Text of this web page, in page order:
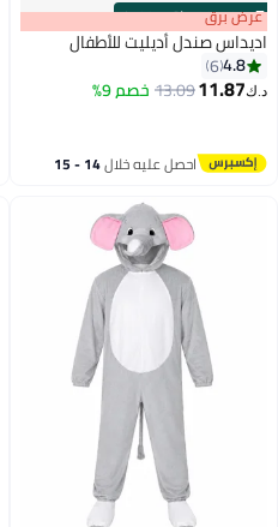
00m:00s
·باقي 100% عرض برق
اديداس صندل أديليت للأطفال
4.8
6
د.ك‏11.87
13.09خصم 9%
احصل عليه خلال 14 - 15